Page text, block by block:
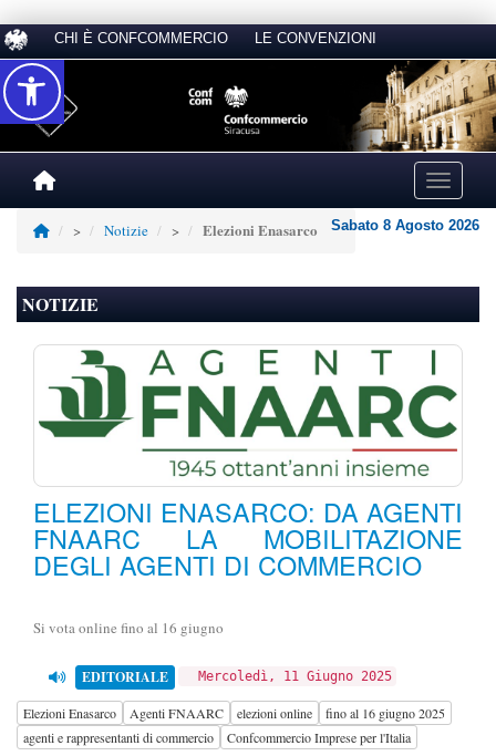
CHI È CONFCOMMERCIO LE CONVENZIONI
Toggle
> Notizie > Elezioni Enasarco Sabato 8 Agosto 2026
NOTIZIE
ELEZIONI ENASARCO: DA AGENTI
FNAARC LA MOBILITAZIONE
DEGLI AGENTI DI COMMERCIO
Si vota online fino al 16 giugno
EDITORIALE Mercoledì, 11 Giugno 2025
Elezioni Enasarco Agenti FNAARC elezioni online
fino al 16 giugno 2025
agenti e rappresentanti di commercio
Confcommercio Imprese per l'Italia
Accessibilità